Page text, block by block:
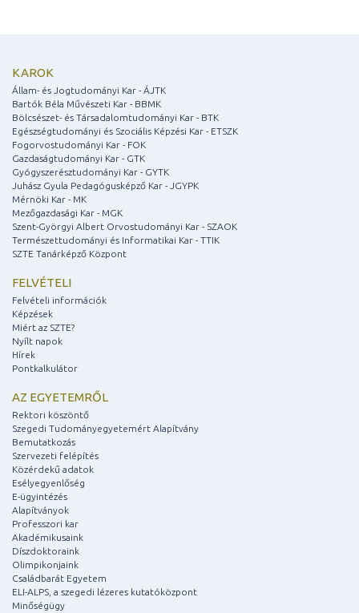
KAROK
Állam- és Jogtudományi Kar - ÁJTK
Bartók Béla Művészeti Kar - BBMK
Bölcsészet- és Társadalomtudományi Kar - BTK
Egészségtudományi és Szociális Képzési Kar - ETSZK
Fogorvostudományi Kar - FOK
Gazdaságtudományi Kar - GTK
Gyógyszerésztudományi Kar - GYTK
Juhász Gyula Pedagógusképző Kar - JGYPK
Mérnöki Kar - MK
Mezőgazdasági Kar - MGK
Szent-Györgyi Albert Orvostudományi Kar - SZAOK
Természettudományi és Informatikai Kar - TTIK
SZTE Tanárképző Központ
FELVÉTELI
Felvételi információk
Képzések
Miért az SZTE?
Nyílt napok
Hírek
Pontkalkulátor
AZ EGYETEMRŐL
Rektori köszöntő
Szegedi Tudományegyetemért Alapítvány
Bemutatkozás
Szervezeti felépítés
Közérdekű adatok
Esélyegyenlőség
E-ügyintézés
Alapítványok
Professzori kar
Akadémikusaink
Díszdoktoraink
Olimpikonjaink
Családbarát Egyetem
ELI-ALPS, a szegedi lézeres kutatóközpont
Minőségügy